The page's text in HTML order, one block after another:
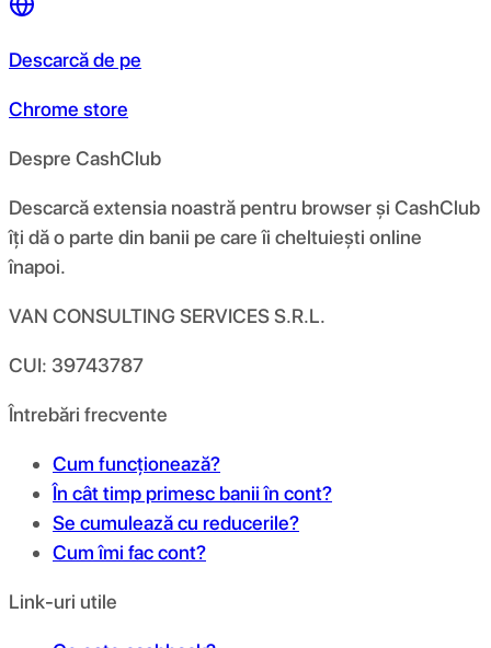
Descarcă de pe
Chrome store
Despre CashClub
Descarcă extensia noastră pentru browser și CashClub
îți dă o parte din banii pe care îi cheltuiești online
înapoi.
VAN CONSULTING SERVICES S.R.L.
CUI: 39743787
Întrebări frecvente
Cum funcționează?
În cât timp primesc banii în cont?
Se cumulează cu reducerile?
Cum îmi fac cont?
Link-uri utile